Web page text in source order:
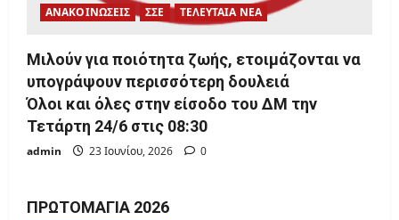
ΑΝΑΚΟΙΝΩΣΕΙΣ ΣΣΕ ΤΕΛΕΥΤΑΙΑ ΝΕΑ
Μιλούν για ποιότητα ζωής, ετοιμάζονται να
υπογράψουν περισσότερη δουλειά
Όλοι και όλες στην είσοδο του ΔΜ την
Τετάρτη 24/6 στις 08:30
admin 23 Ιουνίου, 2026 0
ΠΡΩΤΟΜΑΓΙΆ 2026